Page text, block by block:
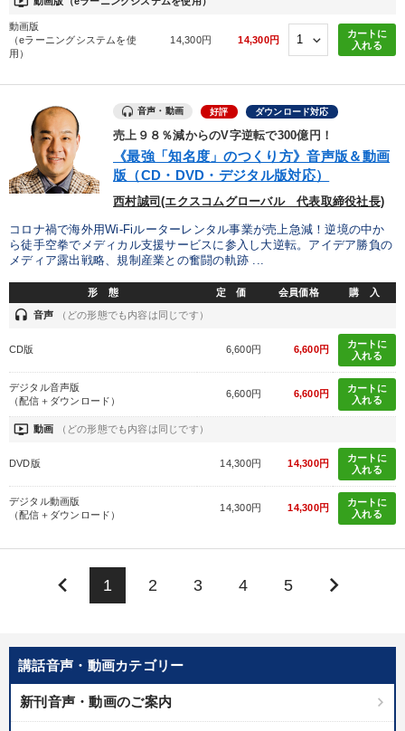
講話音声・動画カテゴリー
新刊音声・動画のご案内
動画版
（eラーニングシステムを使
用）
14,300円 14,300円
カートに
入れる
音声・動画 好評 ダウンロード対応
売上９８％減からのV字逆転で300億円！
《最強「知名度」のつくり方》音声版＆動画
版（CD・DVD・デジタル版対応）
西村誠司(エクスコムグローバル 代表取締役社長)
コロナ禍で海外用Wi-Fiルーターレンタル事業が売上急減！逆境の中か
ら徒手空拳でメディカル支援サービスに参入し大逆転。アイデア勝負の
メディア露出戦略、規制産業との奮闘の軌跡 ...
形 態 定 価 会員価格 購 入
headset 音声 （どの形態でも内容は同じです）
CD版 6,600円 6,600円
カートに
入れる
デジタル音声版
（配信＋ダウンロード）
6,600円 6,600円
カートに
入れる
ondemand_video 動画 （どの形態でも内容は同じです）
DVD版 14,300円 14,300円
カートに
入れる
デジタル動画版
（配信＋ダウンロード）
14,300円 14,300円
カートに
入れる
keyboard_arrow_left 1 2 3 4 5 keyboard_arrow_right